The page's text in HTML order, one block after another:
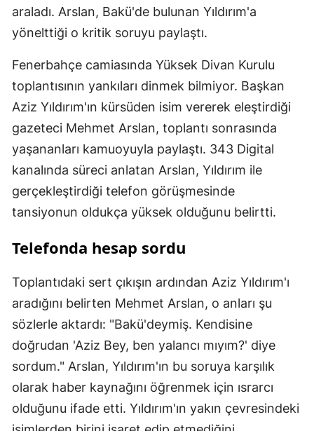
araladı. Arslan, Bakü'de bulunan Yıldırım'a
yönelttiği o kritik soruyu paylaştı.
Fenerbahçe camiasında Yüksek Divan Kurulu
toplantısının yankıları dinmek bilmiyor. Başkan
Aziz Yıldırım'ın kürsüden isim vererek eleştirdiği
gazeteci Mehmet Arslan, toplantı sonrasında
yaşananları kamuoyuyla paylaştı. 343 Digital
kanalında süreci anlatan Arslan, Yıldırım ile
gerçekleştirdiği telefon görüşmesinde
tansiyonun oldukça yüksek olduğunu belirtti.
Telefonda hesap sordu
Toplantıdaki sert çıkışın ardından Aziz Yıldırım'ı
aradığını belirten Mehmet Arslan, o anları şu
sözlerle aktardı: "Bakü'deymiş. Kendisine
doğrudan 'Aziz Bey, ben yalancı mıyım?' diye
sordum." Arslan, Yıldırım'ın bu soruya karşılık
olarak haber kaynağını öğrenmek için ısrarcı
olduğunu ifade etti. Yıldırım'ın yakın çevresindeki